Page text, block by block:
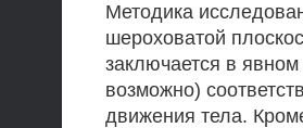
Методика
шероховатой
заключается в
возможно)
движения тела.